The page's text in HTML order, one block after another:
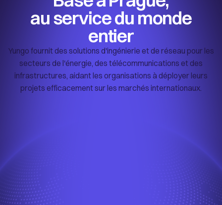
au service du monde
entier
Yungo fournit des solutions d'ingénierie et de réseau pour les
secteurs de l'énergie, des télécommunications et des
infrastructures, aidant les organisations à déployer leurs
projets efficacement sur les marchés internationaux.